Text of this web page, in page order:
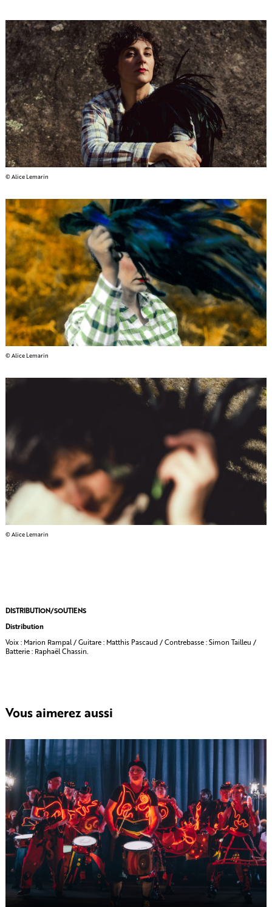
© Alice Lemarin
© Alice Lemarin
© Alice Lemarin
DISTRIBUTION/SOUTIENS
Distribution
Voix : Marion Rampal / Guitare : Matthis Pascaud / Contrebasse : Simon Tailleu /
Batterie : Raphaël Chassin.
Vous aimerez aussi